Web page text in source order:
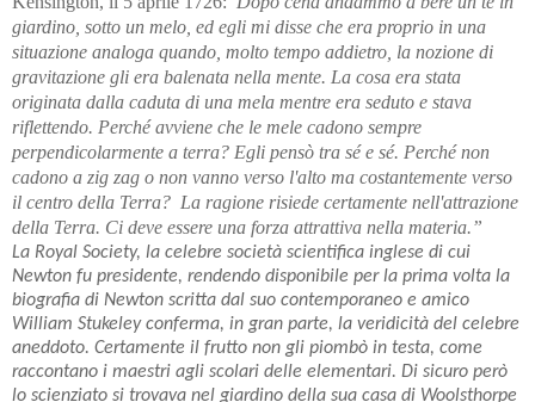
giardino, sotto un melo, ed egli mi disse che era proprio in una
situazione analoga quando, molto tempo addietro, la nozione di
gravitazione gli era balenata nella mente. La cosa era stata
originata dalla caduta di una mela mentre era seduto e stava
riflettendo. Perché avviene che le mele cadono sempre
perpendicolarmente a terra? Egli pensò tra sé e sé. Perché non
cadono a zig zag o non vanno verso l'alto ma costantemente verso
il centro della Terra? La ragione risiede certamente nell'attrazione
della Terra. Ci deve essere una forza attrattiva nella materia.”
La Royal Society, la celebre società scientifica inglese di cui
Newton fu presidente, rendendo disponibile per la prima volta la
biografia di Newton scritta dal suo contemporaneo e amico
William Stukeley conferma, in gran parte, la veridicità del celebre
aneddoto. Certamente il frutto non gli piombò in testa, come
raccontano i maestri agli scolari delle elementari. Di sicuro però
lo scienziato si trovava nel giardino della sua casa di Woolsthorpe